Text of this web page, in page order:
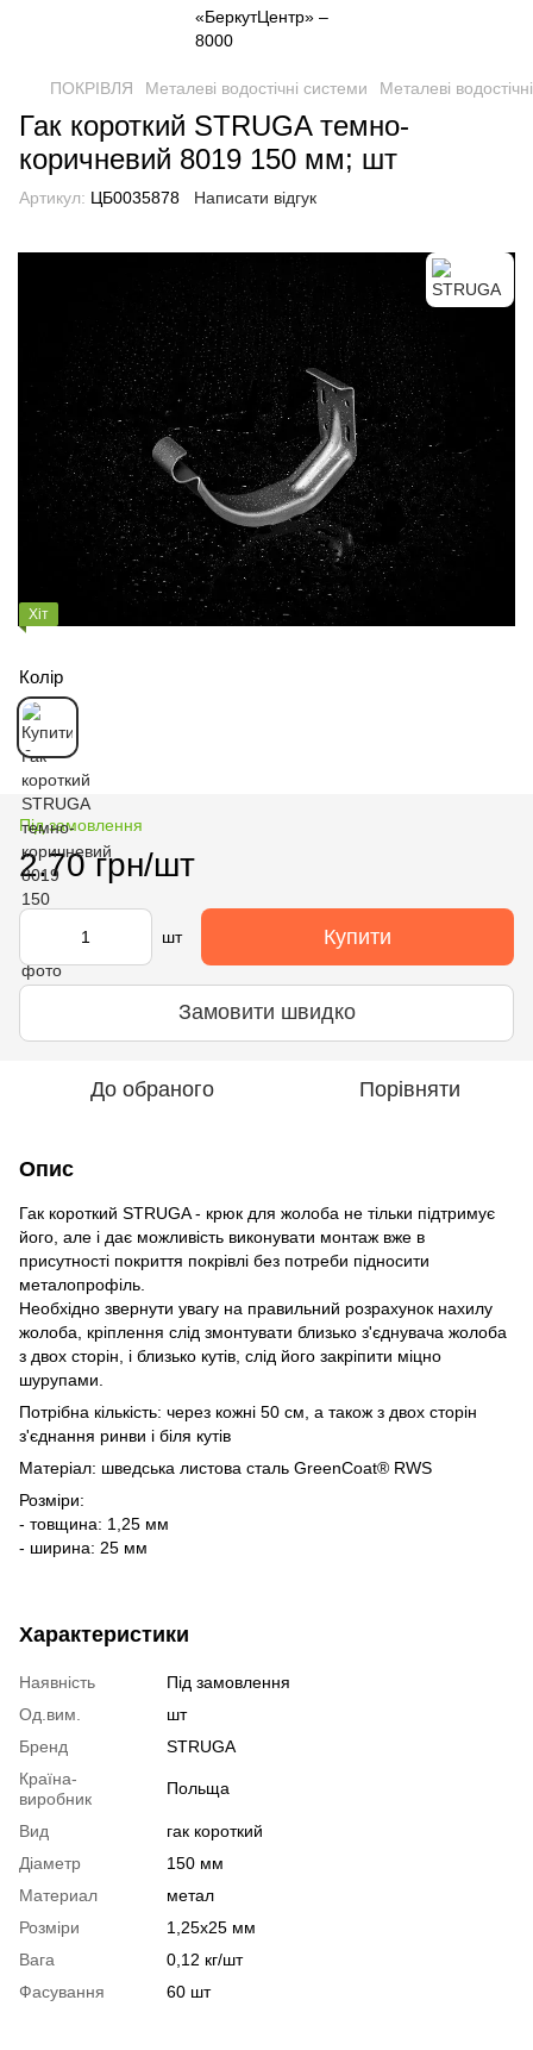
ПОКРІВЛЯ Металеві водостічні системи Металеві
Гак короткий STRUGA темно-
коричневий 8019 150 мм; шт
Артикул: ЦБ0035878 Написати відгук
Хіт
Колір
Під замовлення
2.70 грн/шт
шт Купити
Замовити швидко
До обраного Порівняти
Опис
Гак короткий STRUGA - крюк для жолоба не тільки підтримує
його, але і дає можливість виконувати монтаж вже в
присутності покриття покрівлі без потреби підносити
металопрофіль.
Необхідно звернути увагу на правильний розрахунок нахилу
жолоба, кріплення слід змонтувати близько з'єднувача жолоба
з двох сторін, і близько кутів, слід його закріпити міцно
шурупами.
Потрібна кількість: через кожні 50 см, а також з двох сторін
з'єднання ринви і біля кутів
Матеріал: шведська листова сталь GreenCoat® RWS
Розміри:
- товщина: 1,25 мм
- ширина: 25 мм
Характеристики
Наявність
Під замовлення
Од.вим.
шт
Бренд
STRUGA
Країна-
виробник
Польща
Вид
гак короткий
Діаметр
150 мм
Материал
метал
Розміри
1,25х25 мм
Вага
0,12 кг/шт
Фасування
60 шт